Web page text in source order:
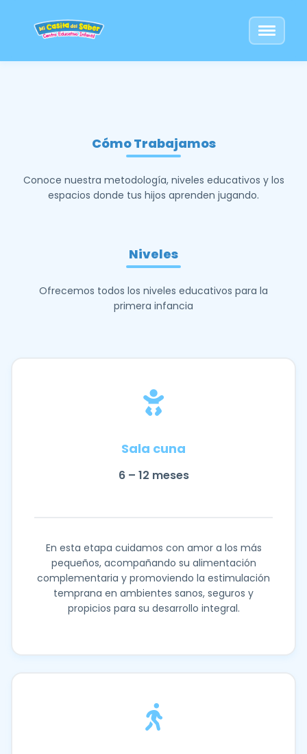
Cómo Trabajamos
Conoce nuestra metodología, niveles educativos y los
espacios donde tus hijos aprenden jugando.
Niveles
Ofrecemos todos los niveles educativos para la
primera infancia
Sala cuna
6 – 12 meses
En esta etapa cuidamos con amor a los más
pequeños, acompañando su alimentación
complementaria y promoviendo la estimulación
temprana en ambientes sanos, seguros y
propicios para su desarrollo integral.